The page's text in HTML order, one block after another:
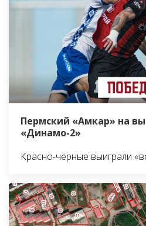
Пермский «Амкар» на
«Динамо-2»
Красно-чёрные выиграли